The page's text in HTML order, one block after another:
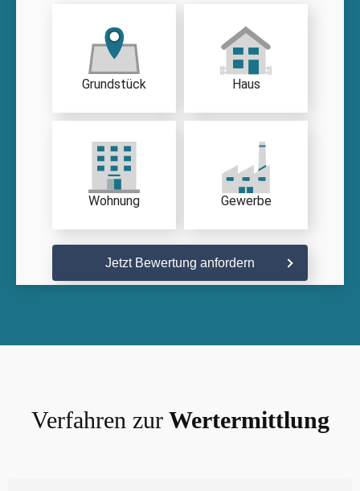
Grundstück Haus
Wohnung Gewerbe
Jetzt Bewertung anfordern
Verfahren zurWertermittlung